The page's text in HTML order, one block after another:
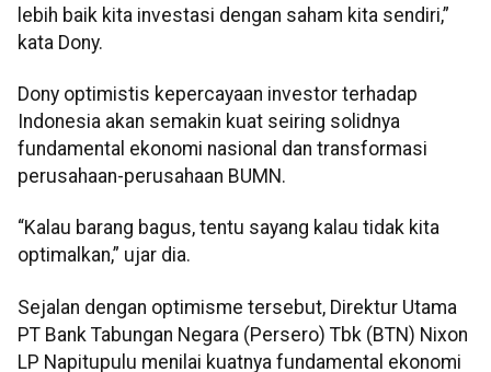
lebih baik kita investasi dengan saham kita sendiri,”
kata Dony.
Dony optimistis kepercayaan investor terhadap
Indonesia akan semakin kuat seiring solidnya
fundamental ekonomi nasional dan transformasi
perusahaan-perusahaan BUMN.
“Kalau barang bagus, tentu sayang kalau tidak kita
optimalkan,” ujar dia.
Sejalan dengan optimisme tersebut, Direktur Utama
PT Bank Tabungan Negara (Persero) Tbk (BTN) Nixon
LP Napitupulu menilai kuatnya fundamental ekonomi